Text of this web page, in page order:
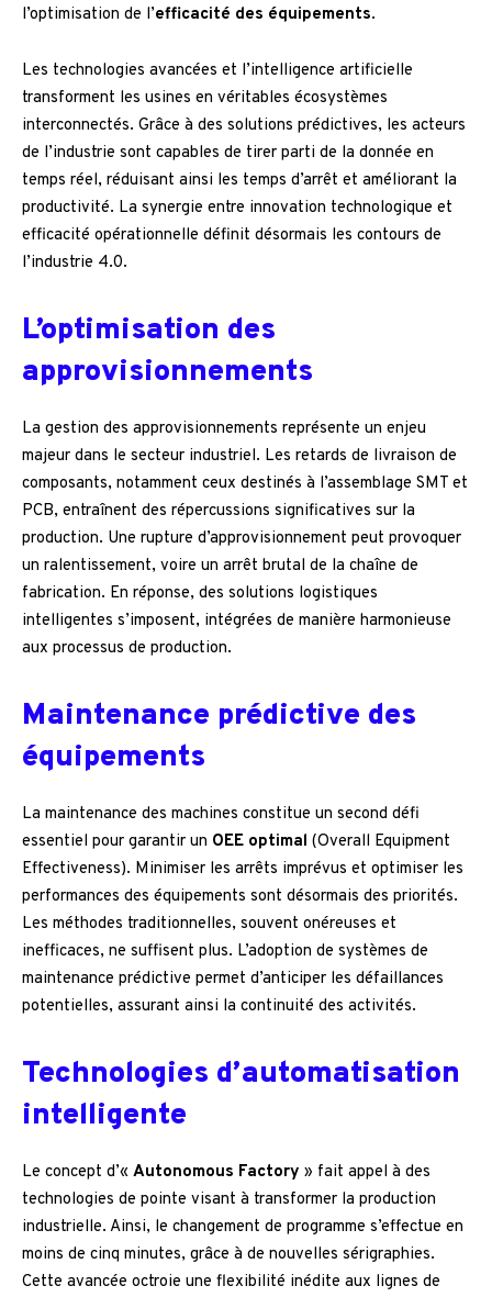
l’optimisation de l’efficacité des équipements.
Les technologies avancées et l’intelligence artificielle
transforment les usines en véritables écosystèmes
interconnectés. Grâce à des solutions prédictives, les acteurs
de l’industrie sont capables de tirer parti de la donnée en
temps réel, réduisant ainsi les temps d’arrêt et améliorant la
productivité. La synergie entre innovation technologique et
efficacité opérationnelle définit désormais les contours de
l’industrie 4.0.
L’optimisation des
approvisionnements
La gestion des approvisionnements représente un enjeu
majeur dans le secteur industriel. Les retards de livraison de
composants, notamment ceux destinés à l’assemblage SMT et
PCB, entraînent des répercussions significatives sur la
production. Une rupture d’approvisionnement peut provoquer
un ralentissement, voire un arrêt brutal de la chaîne de
fabrication. En réponse, des solutions logistiques
intelligentes s’imposent, intégrées de manière harmonieuse
aux processus de production.
Maintenance prédictive des
équipements
La maintenance des machines constitue un second défi
essentiel pour garantir un OEE optimal (Overall Equipment
Effectiveness). Minimiser les arrêts imprévus et optimiser les
performances des équipements sont désormais des priorités.
Les méthodes traditionnelles, souvent onéreuses et
inefficaces, ne suffisent plus. L’adoption de systèmes de
maintenance prédictive permet d’anticiper les défaillances
potentielles, assurant ainsi la continuité des activités.
Technologies d’automatisation
intelligente
Le concept d’« Autonomous Factory » fait appel à des
technologies de pointe visant à transformer la production
industrielle. Ainsi, le changement de programme s’effectue en
moins de cinq minutes, grâce à de nouvelles sérigraphies.
Cette avancée octroie une flexibilité inédite aux lignes de